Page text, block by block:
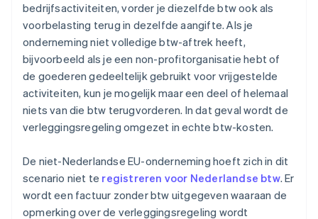
bedrijfsactiviteiten, vorder je diezelfde btw ook als
voorbelasting terug in dezelfde aangifte. Als je
onderneming niet volledige btw-aftrek heeft,
bijvoorbeeld als je een non-profitorganisatie hebt of
de goederen gedeeltelijk gebruikt voor vrijgestelde
activiteiten, kun je mogelijk maar een deel of helemaal
niets van die btw terugvorderen. In dat geval wordt de
verleggingsregeling omgezet in echte btw-kosten.
De niet-Nederlandse EU-onderneming hoeft zich in dit
scenario niet te registreren voor Nederlandse btw. Er
wordt een factuur zonder btw uitgegeven waaraan de
opmerking over de verleggingsregeling wordt